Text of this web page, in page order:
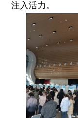
注入活力。